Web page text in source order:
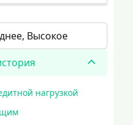
Высокое
нагрузкой